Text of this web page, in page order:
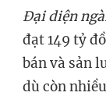
Đại diện
đạt 149 tỷ
bán và sản
dù còn